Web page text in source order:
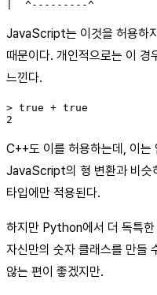
JavaScript는 이것을 허용하
때문이다. 개인적으로는 이
느낀다.
> true + true
C++도 이를 허용하는데, 이는
JavaScript의 형 변환과 비슷
타입에만 적용된다.
하지만 Python에서 더 독특한
자신만의 숫자 클래스를 만들
않는 편이 좋겠지만.